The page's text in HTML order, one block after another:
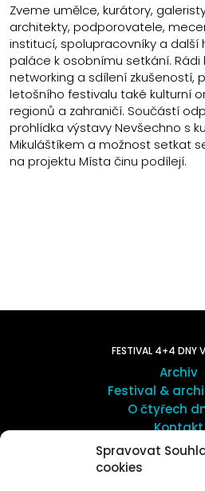
Spravovat
cookies
Zveme umělce, kurátory,
architekty, podporovatele,
institucí, spolupracovníky a další
paláce k osobnímu setkání. Rádi
networking a sdílení zkušeností,
letošního festivalu také kulturní
regionů a zahraničí. Součástí
prohlídka výstavy Nevšechno s
Mikuláštíkem a možnost setkat
na projektu Místa činu podílejí.
FESTIVAL 4+4 DNY
Archiv
Festival &
O čtyřech
Kontakt